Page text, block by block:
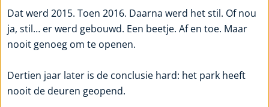
Dat werd 2015. Toen 2016. Daarna werd het stil. Of nou
ja, stil… er werd gebouwd. Een beetje. Af en toe. Maar
nooit genoeg om te openen.
Dertien jaar later is de conclusie hard: het park heeft
nooit de deuren geopend.